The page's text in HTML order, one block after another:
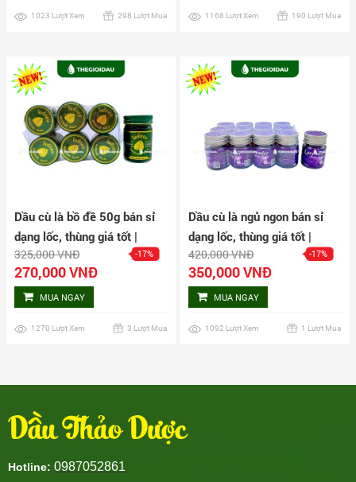
1023 Lượt Xem 298 Lượt Mua 1168 Lượt Xem 190 Lượt Mua
Dầu cù là bồ đề 50g bán sỉ
dạng lốc, thùng giá tốt |
Dauthaoduoc.net
325,000 VNĐ -17%
270,000 VNĐ
MUA NGAY
1270 Lượt Xem 3 Lượt Mua
Dầu cù là ngủ ngon bán sỉ
dạng lốc, thùng giá tốt |
Dauthaoduoc.net
420,000 VNĐ -17%
350,000 VNĐ
MUA NGAY
1092 Lượt Xem 1 Lượt Mua
Dầu Thảo Dược
Hotline: 0987052861